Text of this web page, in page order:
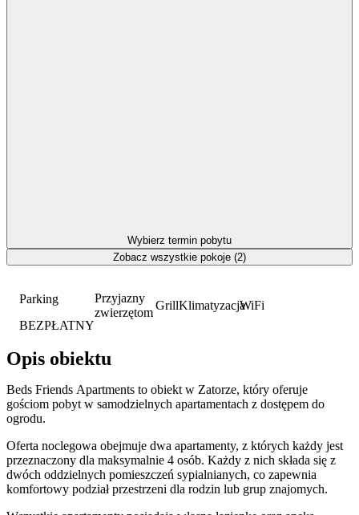
Parking
BEZPŁATNY
Przyjazny
zwierzętom
GrillKlimatyzacjaWiFi
Opis obiektu
Beds Friends Apartments to obiekt w Zatorze, który oferuje
gościom pobyt w samodzielnych apartamentach z dostępem do
ogrodu.
Oferta noclegowa obejmuje dwa apartamenty, z których każdy jest
przeznaczony dla maksymalnie 4 osób. Każdy z nich składa się z
dwóch oddzielnych pomieszczeń sypialnianych, co zapewnia
komfortowy podział przestrzeni dla rodzin lub grup znajomych.
Wybierz termin pobytu
Zobacz wszystkie pokoje (2)